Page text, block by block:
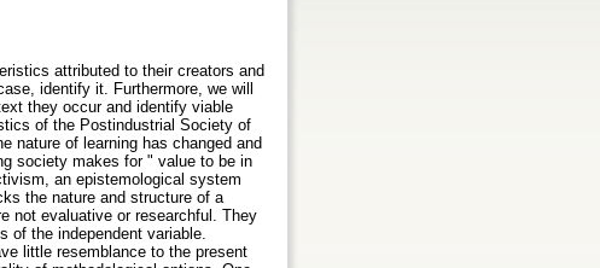
attributed to their creators and
identify it. Furthermore, we will
they occur and identify viable
of the Postindustrial Society of
nature of learning has changed and
society makes for " value to be in
an epistemological system
the nature and structure of a
not evaluative or researchful. They
of the independent variable.
little resemblance to the present